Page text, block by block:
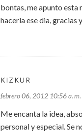
bontas, me apunto esta
hacerla ese dia, gracias
KIZKUR
febrero 06, 2012 10:56 a. m.
Me encanta la idea,
personal y especial. Se